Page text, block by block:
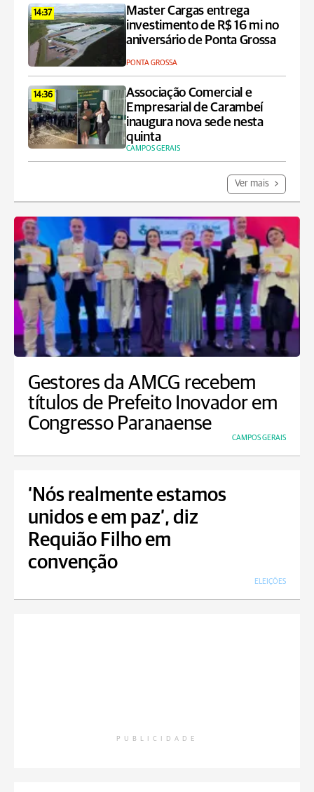
14:37
Master Cargas entrega
investimento de R$ 16 mi no
aniversário de Ponta Grossa
PONTA GROSSA
14:36
Associação Comercial e
Empresarial de Carambeí
inaugura nova sede nesta
quinta
CAMPOS GERAIS
Ver mais
Gestores da AMCG recebem
títulos de Prefeito Inovador em
Congresso Paranaense
CAMPOS GERAIS
‘Nós realmente estamos
unidos e em paz’, diz
Requião Filho em
convenção
ELEIÇÕES
PUBLICIDADE